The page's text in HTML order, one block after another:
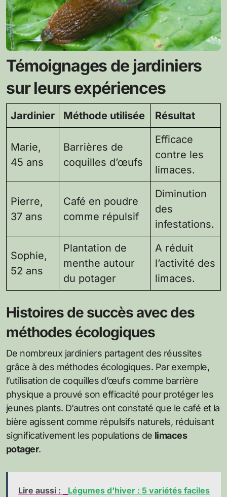
Témoignages de jardiniers
sur leurs expériences
Jardinier Méthode utilisée Résultat
Marie,
45 ans
Barrières de
coquilles d’œufs
Efficace
contre les
limaces.
Pierre,
37 ans
Café en poudre
comme répulsif
Diminution
des
infestations.
Sophie,
52 ans
Plantation de
menthe autour
du potager
A réduit
l’activité des
limaces.
Histoires de succès avec des
méthodes écologiques
De nombreux jardiniers partagent des réussites
grâce à des méthodes écologiques. Par exemple,
l’utilisation de coquilles d’œufs comme barrière
physique a prouvé son efficacité pour protéger les
jeunes plants. D’autres ont constaté que le café et la
bière agissent comme répulsifs naturels, réduisant
significativement les populations de limaces
potager.
Lire aussi :
Légumes d'hiver : 5 variétés faciles